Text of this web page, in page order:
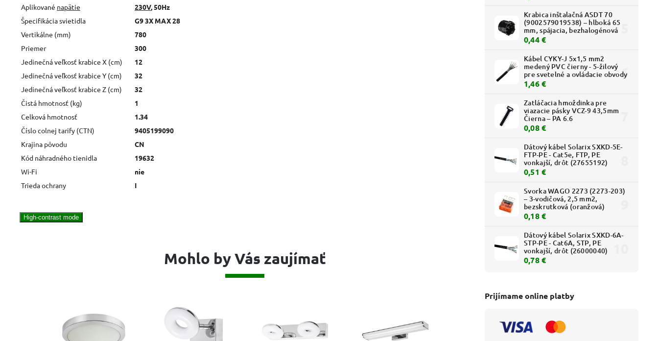
Krabica inštalačná ASDT 70
(9002579019538) – hlboká 65
mm, spájacia, bezhalogénová
0,44 €
Kábel CYKY-J 5x1,5 mm2
medený PVC čierny - 5-žilový
pre svetelné a ovládacie obvody
1,46 €
Zatláčacia hmoždinka pre
viazacie pásky VCZ-9 43,5mm
Čierna – PA 6.6
0,08 €
Dátový kábel Solarix SXKD-5E-
FTP-PE - Cat5e, FTP, PE
vonkajší, drôt (27655192)
0,51 €
Svorka WAGO 2273 (2273-203)
– 3-vodičová, 2,5 mm2,
bezskrutková (oranžová)
0,18 €
Dátový kábel Solarix SXKD-6A-
STP-PE - Cat6A, STP, PE
vonkajší, drôt (26000040)
0,78 €
Prijímame online platby
Aplikované napätie 230V, 50Hz
Špecifikácia svietidla
G9 3X MAX 28
Vertikálne (mm)
780
Priemer
300
Jedinečná veľkosť krabice X (cm)
12
Jedinečná veľkosť krabice Y (cm)
32
Jedinečná veľkosť krabice Z (cm)
32
Čistá hmotnosť (kg)
1
Celková hmotnosť
1.34
Číslo colnej tarify (CTN)
9405199090
Krajina pôvodu
CN
Kód náhradného tienidla
19632
Wi-Fi
nie
Trieda ochrany
I
High-contrast mode
Mohlo by Vás zaujímať